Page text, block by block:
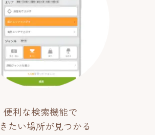
便利な検索機能で
たい場所が見つかる